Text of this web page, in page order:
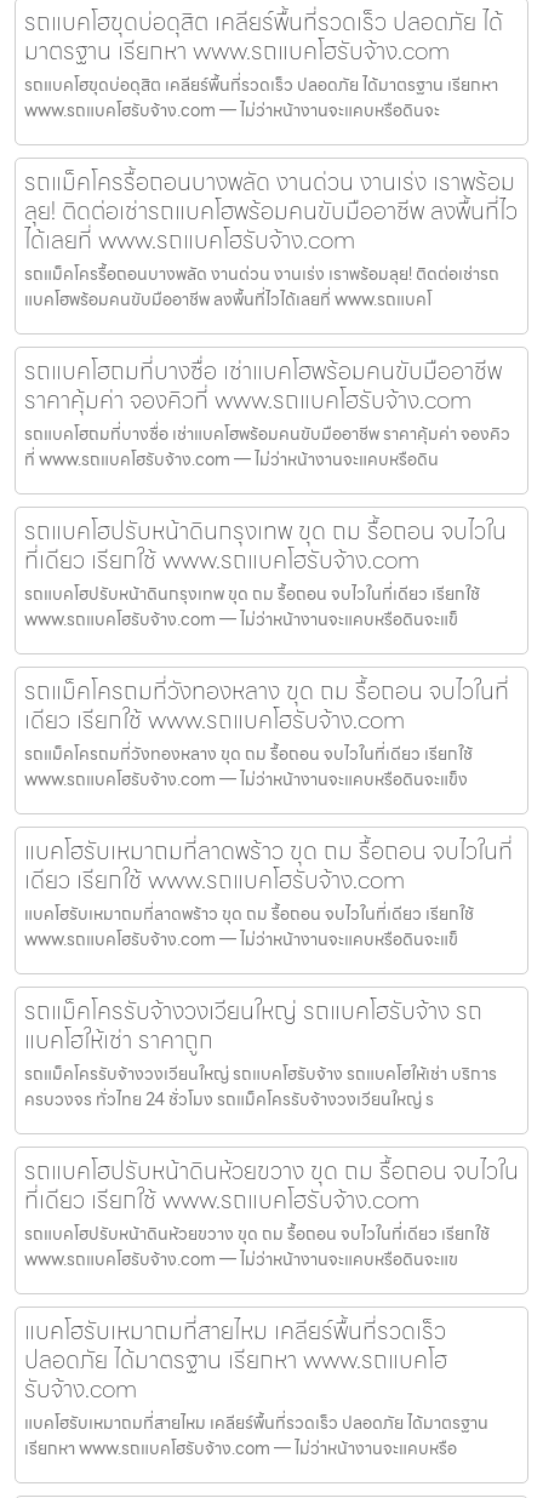
รถแบคโฮขุดบ่อดุสิต เคลียร์พื้นที่รวดเร็ว ปลอดภัย ได้
มาตรฐาน เรียกหา www.รถแบคโฮรับจ้าง.com
รถแบคโฮขุดบ่อดุสิต เคลียร์พื้นที่รวดเร็ว ปลอดภัย ได้มาตรฐาน เรียกหา
www.รถแบคโฮรับจ้าง.com — ไม่ว่าหน้างานจะแคบหรือดินจะ
รถแม็คโครรื้อถอนบางพลัด งานด่วน งานเร่ง เราพร้อม
ลุย! ติดต่อเช่ารถแบคโฮพร้อมคนขับมืออาชีพ ลงพื้นที่ไว
ได้เลยที่ www.รถแบคโฮรับจ้าง.com
รถแม็คโครรื้อถอนบางพลัด งานด่วน งานเร่ง เราพร้อมลุย! ติดต่อเช่ารถ
แบคโฮพร้อมคนขับมืออาชีพ ลงพื้นที่ไวได้เลยที่ www.รถแบคโ
รถแบคโฮถมที่บางซื่อ เช่าแบคโฮพร้อมคนขับมืออาชีพ
ราคาคุ้มค่า จองคิวที่ www.รถแบคโฮรับจ้าง.com
รถแบคโฮถมที่บางซื่อ เช่าแบคโฮพร้อมคนขับมืออาชีพ ราคาคุ้มค่า จองคิว
ที่ www.รถแบคโฮรับจ้าง.com — ไม่ว่าหน้างานจะแคบหรือดิน
รถแบคโฮปรับหน้าดินกรุงเทพ ขุด ถม รื้อถอน จบไวใน
ที่เดียว เรียกใช้ www.รถแบคโฮรับจ้าง.com
รถแบคโฮปรับหน้าดินกรุงเทพ ขุด ถม รื้อถอน จบไวในที่เดียว เรียกใช้
www.รถแบคโฮรับจ้าง.com — ไม่ว่าหน้างานจะแคบหรือดินจะแข็
รถแม็คโครถมที่วังทองหลาง ขุด ถม รื้อถอน จบไวในที่
เดียว เรียกใช้ www.รถแบคโฮรับจ้าง.com
รถแม็คโครถมที่วังทองหลาง ขุด ถม รื้อถอน จบไวในที่เดียว เรียกใช้
www.รถแบคโฮรับจ้าง.com — ไม่ว่าหน้างานจะแคบหรือดินจะแข็ง
แบคโฮรับเหมาถมที่ลาดพร้าว ขุด ถม รื้อถอน จบไวในที่
เดียว เรียกใช้ www.รถแบคโฮรับจ้าง.com
แบคโฮรับเหมาถมที่ลาดพร้าว ขุด ถม รื้อถอน จบไวในที่เดียว เรียกใช้
www.รถแบคโฮรับจ้าง.com — ไม่ว่าหน้างานจะแคบหรือดินจะแข็
รถแม็คโครรับจ้างวงเวียนใหญ่ รถแบคโฮรับจ้าง รถ
แบคโฮให้เช่า ราคาถูก
รถแม็คโครรับจ้างวงเวียนใหญ่ รถแบคโฮรับจ้าง รถแบคโฮให้เช่า บริการ
ครบวงจร ทั่วไทย 24 ชั่วโมง รถแม็คโครรับจ้างวงเวียนใหญ่ ร
รถแบคโฮปรับหน้าดินห้วยขวาง ขุด ถม รื้อถอน จบไวใน
ที่เดียว เรียกใช้ www.รถแบคโฮรับจ้าง.com
รถแบคโฮปรับหน้าดินห้วยขวาง ขุด ถม รื้อถอน จบไวในที่เดียว เรียกใช้
www.รถแบคโฮรับจ้าง.com — ไม่ว่าหน้างานจะแคบหรือดินจะแข
แบคโฮรับเหมาถมที่สายไหม เคลียร์พื้นที่รวดเร็ว
ปลอดภัย ได้มาตรฐาน เรียกหา www.รถแบคโฮ
รับจ้าง.com
แบคโฮรับเหมาถมที่สายไหม เคลียร์พื้นที่รวดเร็ว ปลอดภัย ได้มาตรฐาน
เรียกหา www.รถแบคโฮรับจ้าง.com — ไม่ว่าหน้างานจะแคบหรือ